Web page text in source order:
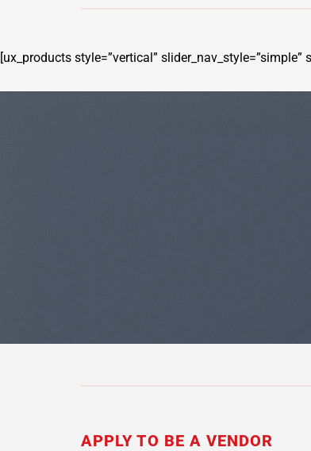
[ux_products style=”vertical” slider_nav_style=”simple”
APPLY TO BE A VENDOR